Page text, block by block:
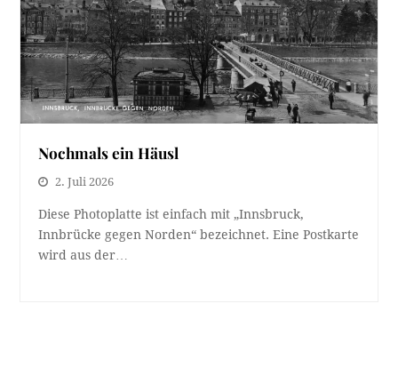
Nochmals ein Häusl
2. Juli 2026
Diese Photoplatte ist einfach mit „Innsbruck,
Innbrücke gegen Norden“ bezeichnet. Eine Postkarte
wird aus der…